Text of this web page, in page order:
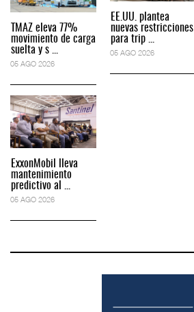
TMAZ eleva 77%
movimiento de carga
suelta y s ...
05 AGO 2026
ExxonMobil lleva
mantenimiento
predictivo al ...
05 AGO 2026
EE.UU. plantea
nuevas restricciones
para trip ...
05 AGO 2026